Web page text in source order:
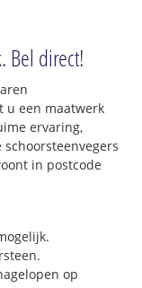
Bel direct!
u een maatwerk
ervaring,
in postcode
op